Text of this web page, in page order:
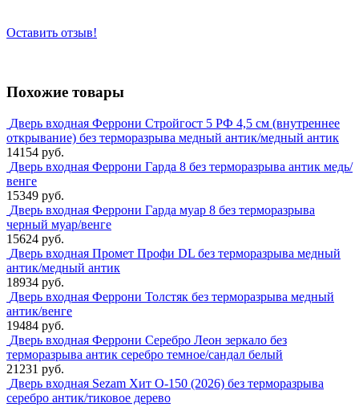
Оставить отзыв!
Похожие товары
Дверь входная Феррони Стройгост 5 РФ 4,5 см (внутреннее
открывание) без терморазрыва медный антик/медный антик
14154 руб.
Дверь входная Феррони Гарда 8 без терморазрыва антик медь/
венге
15349 руб.
Дверь входная Феррони Гарда муар 8 без терморазрыва
черный муар/венге
15624 руб.
Дверь входная Промет Профи DL без терморазрыва медный
антик/медный антик
18934 руб.
Дверь входная Феррони Толстяк без терморазрыва медный
антик/венге
19484 руб.
Дверь входная Феррони Серебро Леон зеркало без
терморазрыва антик серебро темное/сандал белый
21231 руб.
Дверь входная Sezam Хит О-150 (2026) без терморазрыва
серебро антик/тиковое дерево